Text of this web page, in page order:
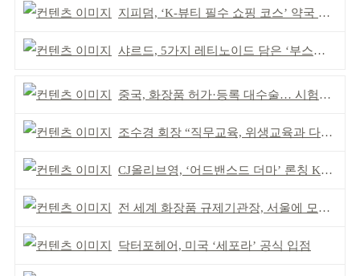
지피덤, ‘K-뷰티 필수 쇼핑 코스’ 약국 공략
샤르드, 5가지 레티노이드 담은 ‘부스팅 세럼’ 출시
중국, 화장품 허가·등록 대수술… 시험자료 공용 허용
조수경 회장 “직무교육, 위생교육과 다르다”
CJ올리브영, ‘어드밴스드 더마’ 론칭 K더마 육성 박차
전 세계 화장품 규제기관장, 서울에 모인다
닥터포헤어, 미국 ‘세포라’ 공식 입점